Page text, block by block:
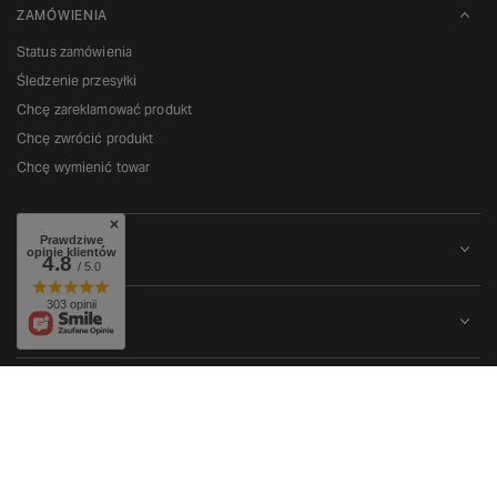
ZAMÓWIENIA
Status zamówienia
Śledzenie przesyłki
Chcę zareklamować produkt
Chcę zwrócić produkt
Chcę wymienić towar
KONTO
REGULAMINY
Prawdziwe
opinie klientów
4.8/ 5.0
303 opinii